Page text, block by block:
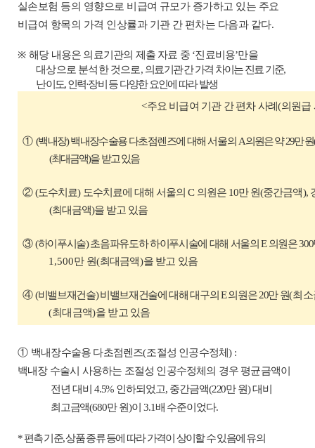
실손보험 등의 영향으로 비급여 규모가 증가하고 있는 주요
비급여 항목의 가격 인상률과 기관 간 편차는 다음과 같다.
※ 해당 내용은 의료기관의 제출 자료 중 ‘진료비용’만을
대상으로 분석한 것으로, 의료기관 간 가격 차이는 진료 기준,
난이도,인력·장비 등 다양한 요인에 따라 발생
<주요 비급여 기관 간 편차 사례(의원급
① (백내장)백내장수술용 다초점렌즈에 대해 서울의 A의원은 약29만 원
(최대금액)을 받고 있음
②(도수치료) 도수치료에 대해 서울의C 의원은 10만 원(중간금액),
(최대금액)을 받고 있음
③(하이푸시술)초음파유도하 하이푸시술에 대해 서울의E의원은300
1,500만 원(최대금액)을 받고 있음
④(비밸브재건술)비밸브재건술에 대해 대구의E의원은20만 원(최소
(최대금액)을 받고 있음
① 백내장수술용 다초점렌즈(조절성 인공수정체) :
백내장 수술시 사용하는 조절성 인공수정체의 경우 평균금액이
전년 대비 4.5% 인하되었고, 중간금액(220만 원)대비
최고금액(680만 원)이 3.1배 수준이었다.
*편측 기준,상품 종류 등에 따라 가격이 상이할 수 있음에 유의